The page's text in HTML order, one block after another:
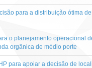
para a distribuição ótima
o planejamento operacional
orgânica de médio porte
para apoiar a decisão de